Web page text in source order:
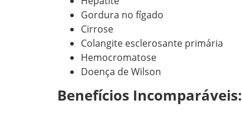
Gordura no fígado
Cirrose
Colangite esclerosante primária
Hemocromatose
Doença de Wilson
Benefícios Incomparáveis: